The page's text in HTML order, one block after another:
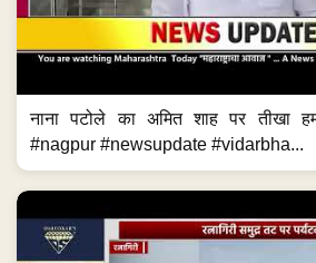
नाना पटोले का अमित शाह पर तीखा
#nagpur #newsupdate #vidarbha...